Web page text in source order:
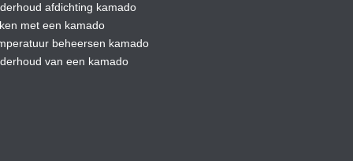
afdichting kamado
met een kamado
beheersen kamado
van een kamado